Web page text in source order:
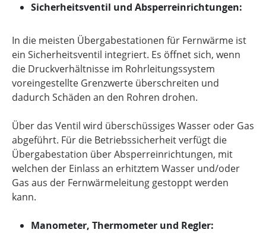
Sicherheitsventil und Absperreinrichtungen:
In die meisten Übergabestationen für Fernwärme ist
ein Sicherheitsventil integriert. Es öffnet sich, wenn
die Druckverhältnisse im Rohrleitungssystem
voreingestellte Grenzwerte überschreiten und
dadurch Schäden an den Rohren drohen.
Über das Ventil wird überschüssiges Wasser oder Gas
abgeführt. Für die Betriebssicherheit verfügt die
Übergabestation über Absperreinrichtungen, mit
welchen der Einlass an erhitztem Wasser und/oder
Gas aus der Fernwärmeleitung gestoppt werden
kann.
Manometer, Thermometer und Regler: